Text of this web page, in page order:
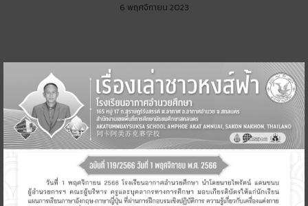
6 พฤศจิกายน 2023